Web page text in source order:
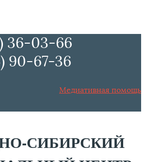
36-03-66
90-67-36
Медиативная помощь
СИБИРСКИЙ